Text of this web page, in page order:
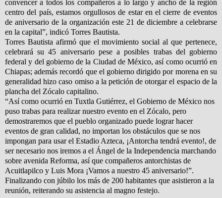
convencer a todos los compañeros a lo largo y ancho de la región
centro del país, estamos orgullosos de estar en el cierre de eventos
de aniversario de la organización este 21 de diciembre a celebrarse
en la capital”, indicó Torres Bautista.
Torres Bautista afirmó que el movimiento social al que pertenece,
celebrará su 45 aniversario pese a posibles trabas del gobierno
federal y del gobierno de la Ciudad de México, así como ocurrió en
Chiapas; además recordó que el gobierno dirigido por morena en su
generalidad hizo caso omiso a la petición de otorgar el espacio de la
plancha del Zócalo capitalino.
“Así como ocurrió en Tuxtla Gutiérrez, el Gobierno de México nos
puso trabas para realizar nuestro evento en el Zócalo, pero
demostraremos que el pueblo organizado puede lograr hacer
eventos de gran calidad, no importan los obstáculos que se nos
impongan para usar el Estadio Azteca, ¡Antorcha tendrá evento!, de
ser necesario nos iremos a el Ángel de la Independencia marchando
sobre avenida Reforma, así que compañeros antorchistas de
Acuitlapilco y Luis Mora ¡Vamos a nuestro 45 aniversario!”.
Finalizando con júbilo los más de 200 habitantes que asistieron a la
reunión, reiterando su asistencia al magno festejo.